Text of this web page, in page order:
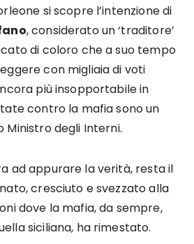
si scopre l’intenzione di
, considerato un ‘traditore’
di coloro che a suo tempo
con migliaia di voti
più insopportabile in
contro la mafia sono un
Ministro degli Interni.
ad appurare la verità, resta il
cresciuto e svezzato alla
dove la mafia, da sempre,
siciliana, ha rimestato.